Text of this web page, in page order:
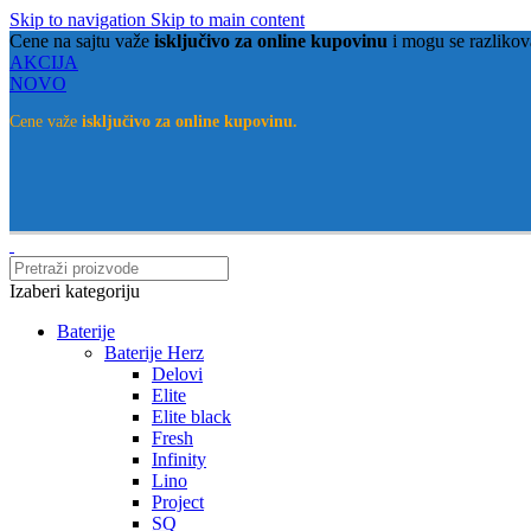
Skip to navigation Skip to main content
Cene na sajtu važe isključivo za online kupovinu i mogu se
AKCIJA
NOVO
Cene važe isključivo za online kupovinu.
Izaberi kategoriju
Baterije
Baterije Herz
Delovi
Elite
Elite black
Fresh
Infinity
Lino
Project
SQ